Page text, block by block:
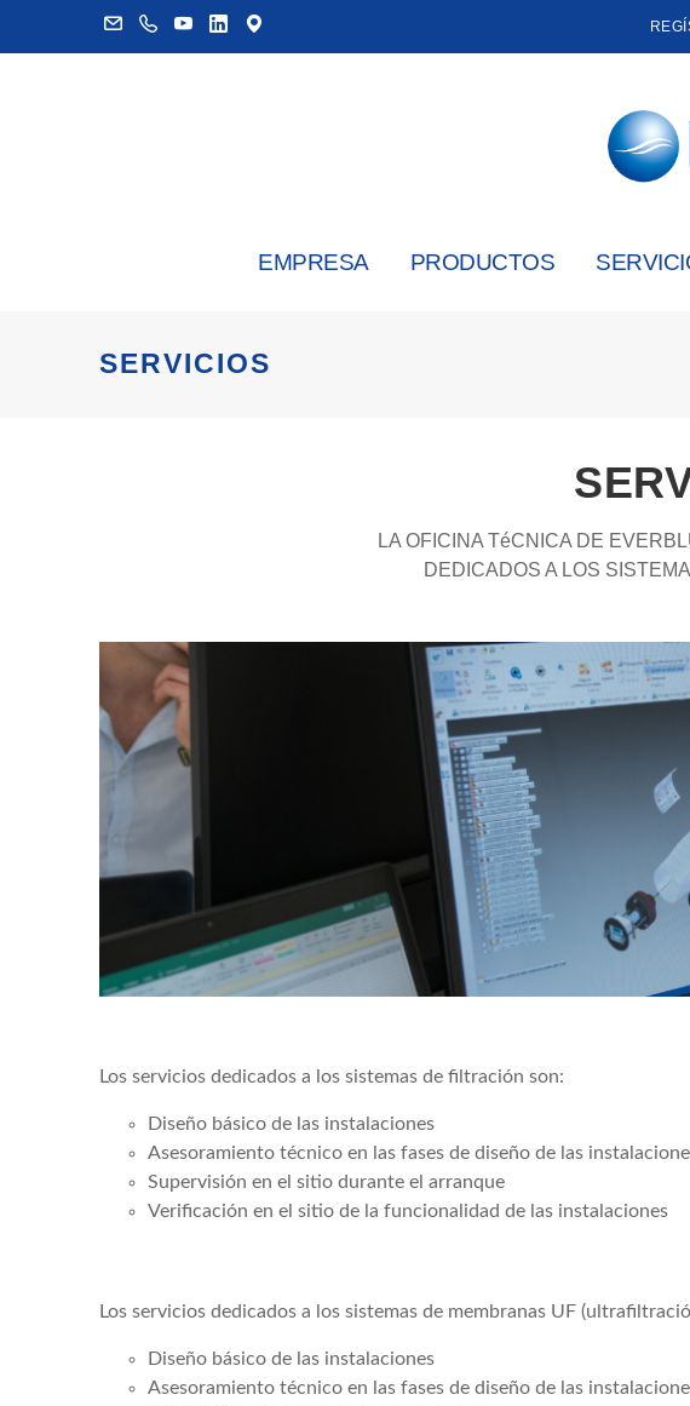
EMPRESA PRODUCTOS
SERVICIOS
LA OFICINA TéCNICA DE
DEDICADOS A LOS
Los servicios dedicados a los sistemas de filtración son:
Diseño básico de las instalaciones
Asesoramiento técnico en las fases de diseño de las
Supervisión en el sitio durante el arranque
Verificación en el sitio de la funcionalidad de las instalaciones
Los servicios dedicados a los sistemas de membranas UF
Diseño básico de las instalaciones
Asesoramiento técnico en las fases de diseño de las